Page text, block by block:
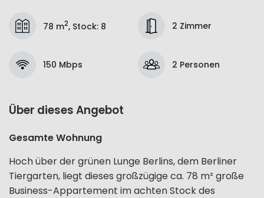
78 m2, Stock: 8 2 Zimmer
150 Mbps 2 Personen
Über dieses Angebot
Gesamte Wohnung
Hoch über der grünen Lunge Berlins, dem Berliner
Tiergarten, liegt dieses großzügige ca. 78 m² große
Business-Appartement im achten Stock des